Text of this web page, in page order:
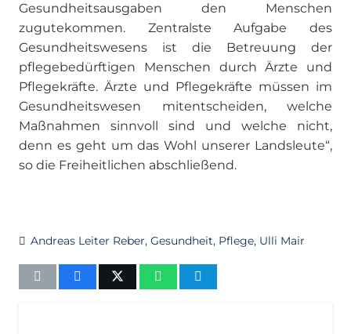
Gesundheitsausgaben den Menschen
zugutekommen. Zentralste Aufgabe des
Gesundheitswesens ist die Betreuung der
pflegebedürftigen Menschen durch Ärzte und
Pflegekräfte. Ärzte und Pflegekräfte müssen im
Gesundheitswesen mitentscheiden, welche
Maßnahmen sinnvoll sind und welche nicht,
denn es geht um das Wohl unserer Landsleute“,
so die Freiheitlichen abschließend.
Andreas Leiter Reber, Gesundheit, Pflege, Ulli Mair